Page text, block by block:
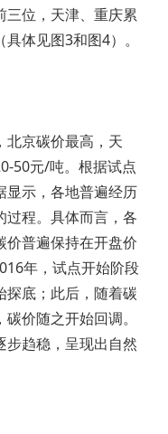
三位，天津、重庆累
体见图3和图4）。
北京碳价最高，天
50元/吨。根据试点
显示，各地普遍经历
过程。具体而言，各
价普遍保持在开盘价
年，试点开始阶段
探底；此后，随着碳
价随之开始回调。
步趋稳，呈现出自然